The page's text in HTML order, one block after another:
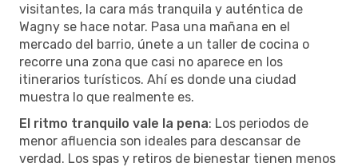
visitantes, la cara más tranquila y auténtica de
Wagny se hace notar. Pasa una mañana en el
mercado del barrio, únete a un taller de cocina o
recorre una zona que casi no aparece en los
itinerarios turísticos. Ahí es donde una ciudad
muestra lo que realmente es.
El ritmo tranquilo vale la pena: Los periodos de
menor afluencia son ideales para descansar de
verdad. Los spas y retiros de bienestar tienen menos